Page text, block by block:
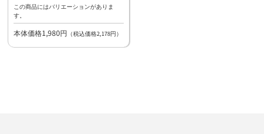
この商品にはバリエーションがありま
す。
本体価格1,980円 （税込価格2,178円）